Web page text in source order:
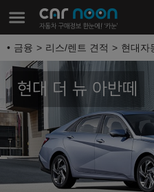
금융 리스/렌트 견적 현대자
현대 더 뉴 아반떼